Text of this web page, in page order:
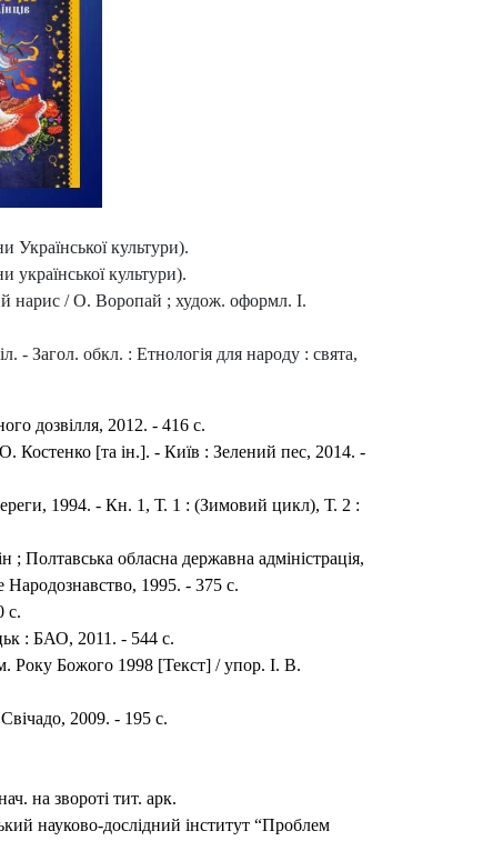
культури).
культури).
нарис / О. Воропай ; худож. оформл. І.
- Загол. обкл. : Етнологія для народу : свята,
дозвілля, 2012. - 416 с.
[та ін.]. - Київ : Зелений пес, 2014. -
1994. - Кн. 1, Т. 1 : (Зимовий цикл), Т. 2 :
Полтавська обласна державна адміністрація,
Народознавство, 1995. - 375 с.
с.
: БАО, 2011. - 544 с.
Року Божого 1998 [Текст] / упор. І. В.
2009. - 195 с.
на звороті тит. арк.
науково-дослідний інститут “Проблем